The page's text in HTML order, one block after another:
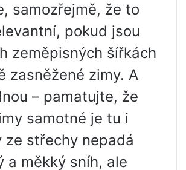
samozřejmě, že to
pokud jsou
zeměpisných šířkách
zasněžené zimy. A
– pamatujte, že
samotné je tu i
ze střechy nepadá
a měkký sníh, ale